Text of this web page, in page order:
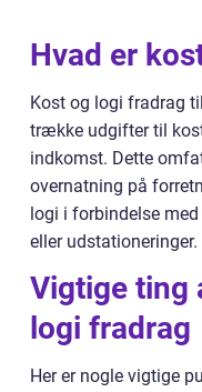
Hvad er
Kost og logi fradrag
trække udgifter til
indkomst. Dette
overnatning på
logi i forbindelse
eller udstationeringer.
Vigtige ting
logi fradrag
Her er nogle vigtige